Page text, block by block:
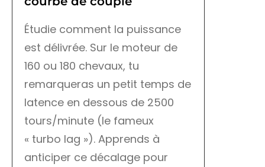
Étudie comment la puissance
est délivrée. Sur le moteur de
160 ou 180 chevaux, tu
remarqueras un petit temps de
latence en dessous de 2500
tours/minute (le fameux
« turbo lag »). Apprends à
anticiper ce décalage pour